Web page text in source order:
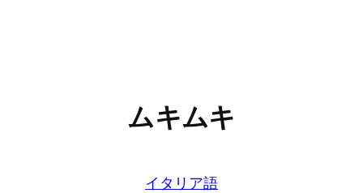
ムキムキ
イタリア語